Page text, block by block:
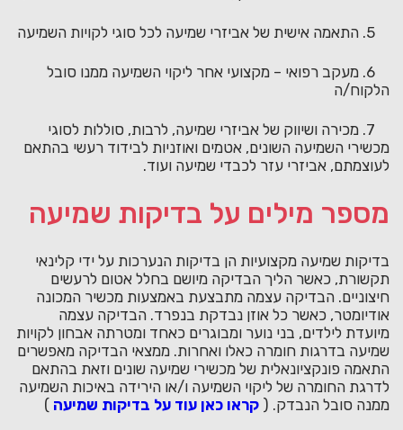
התאמה אישית של אביזרי שמיעה לכל סוגי לקויות השמיעה
מעקב רפואי – מקצועי אחר ליקוי השמיעה ממנו סובל
הלקוח/ה
מכירה ושיווק של אביזרי שמיעה, לרבות, סוללות לסוגי
מכשירי השמיעה השונים, אטמים ואוזניות לבידוד רעשי בהתאם
לעוצמתם, אביזרי עזר לכבדי שמיעה ועוד.
מספר מילים על בדיקות שמיעה
בדיקות שמיעה מקצועיות הן בדיקות הנערכות על ידי קלינאי
תקשורת, כאשר הליך הבדיקה מיושם בחלל אטום לרעשים
חיצוניים. הבדיקה עצמה מתבצעת באמצעות מכשיר המכונה
אודיומטר, כאשר כל אוזן נבדקת בנפרד. הבדיקה עצמה
מיועדת לילדים, בני נוער ומבוגרים כאחד ומטרתה אבחון לקויות
שמיעה בדרגות חומרה כאלו ואחרות. ממצאי הבדיקה מאפשרים
התאמה פונקציונאלית של מכשירי שמיעה שונים וזאת בהתאם
לדרגת החומרה של ליקוי השמיעה ו/או הירידה באיכות השמיעה
ממנה סובל הנבדק. ( קראו כאן עוד על בדיקות שמיעה )